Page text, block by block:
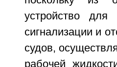
устройство для
сигнализации и
судов,
рабочей